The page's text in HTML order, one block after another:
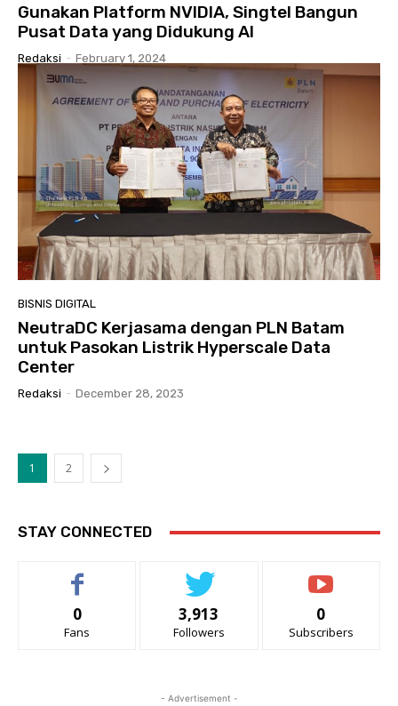
Gunakan Platform NVIDIA, Singtel Bangun
Pusat Data yang Didukung AI
Redaksi - February 1, 2024
BISNIS DIGITAL
NeutraDC Kerjasama dengan PLN Batam
untuk Pasokan Listrik Hyperscale Data
Center
Redaksi - December 28, 2023
1 2
STAY CONNECTED
0
Fans
3,913
Followers
0
Subscribers
- Advertisement -